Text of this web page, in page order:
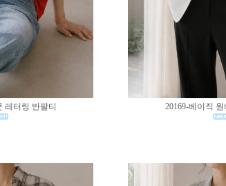
레터링 반팔티 20169-베이직